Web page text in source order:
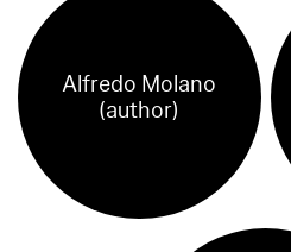
Alfredo Molano
(author)